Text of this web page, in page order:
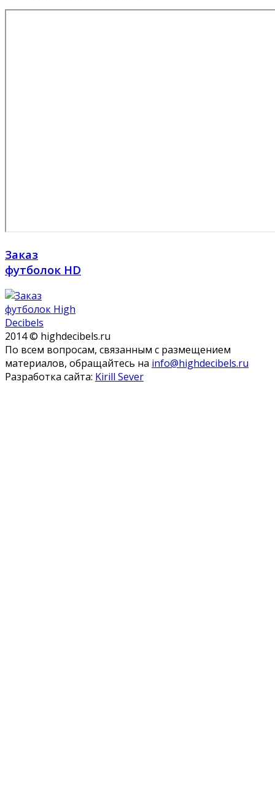
Заказ
футболок HD
2014 © highdecibels.ru
По всем вопросам, связанным с размещением
материалов, обращайтесь на info@highdecibels.ru
Разработка сайта: Kirill Sever